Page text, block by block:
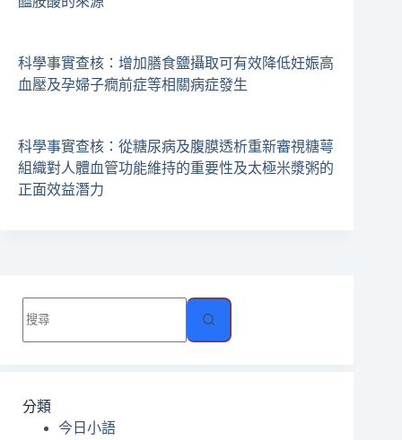
科學事實查核：增加膳食鹽攝取可有效降低妊娠高
血壓及孕婦子癇前症等相關病症發生
科學事實查核：從糖尿病及腹膜透析重新審視糖萼
組織對人體血管功能維持的重要性及太極米漿粥的
正面效益潛力
不
條
分類
今日小語